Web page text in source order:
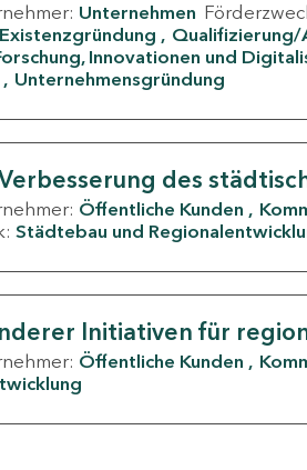
Unternehmen
Existenzgründung
Qualifizierung/
Innovationen und
Unternehmensgründung
des
Öffentliche Kunden
Städtebau und
Initiativen für
Öffentliche Kunden